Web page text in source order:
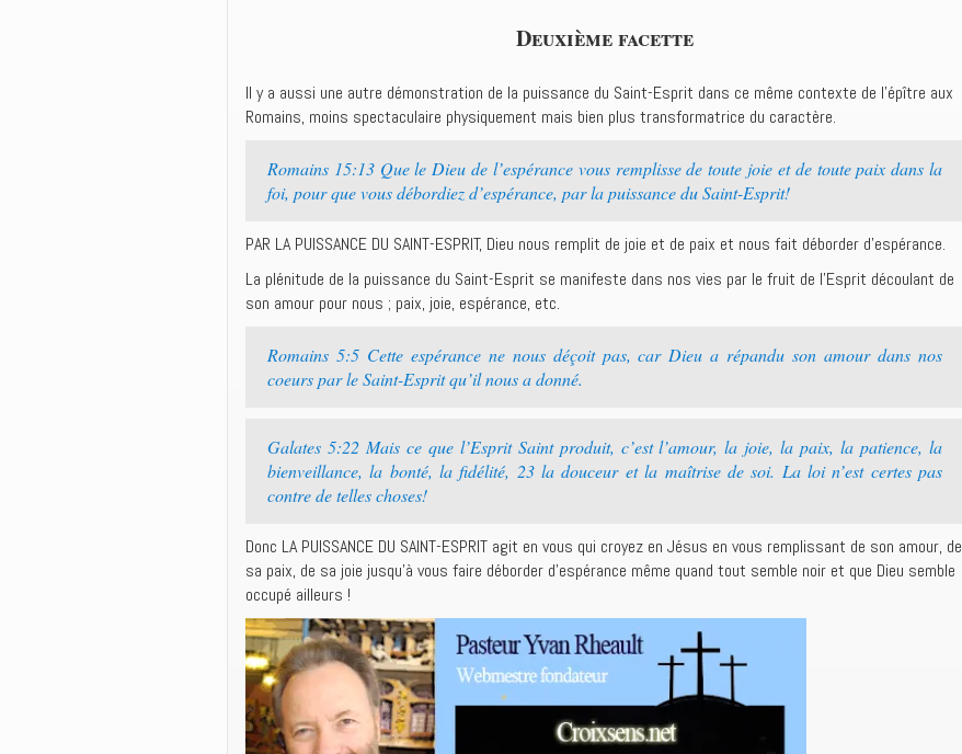
Deuxième facette
Il y a aussi une autre démonstration de la puissance du Saint-Esprit dans ce même contexte de l’épître aux
Romains, moins spectaculaire physiquement mais bien plus transformatrice du caractère.
Romains 15:13 Que le Dieu de l’espérance vous remplisse de toute joie et de toute paix dans la
foi, pour que vous débordiez d’espérance, par la puissance du Saint-Esprit!
PAR LA PUISSANCE DU SAINT-ESPRIT, Dieu nous remplit de joie et de paix et nous fait déborder d’espérance.
La plénitude de la puissance du Saint-Esprit se manifeste dans nos vies par le fruit de l’Esprit découlant de
son amour pour nous ; paix, joie, espérance, etc.
Romains 5:5 Cette espérance ne nous déçoit pas, car Dieu a répandu son amour dans nos
coeurs par le Saint-Esprit qu’il nous a donné.
Galates 5:22 Mais ce que l’Esprit Saint produit, c’est l’amour, la joie, la paix, la patience, la
bienveillance, la bonté, la fidélité, 23 la douceur et la maîtrise de soi. La loi n’est certes pas
contre de telles choses!
Donc LA PUISSANCE DU SAINT-ESPRIT agit en vous qui croyez en Jésus en vous remplissant de son amour, de
sa paix, de sa joie jusqu’à vous faire déborder d’espérance même quand tout semble noir et que Dieu semble
occupé ailleurs !